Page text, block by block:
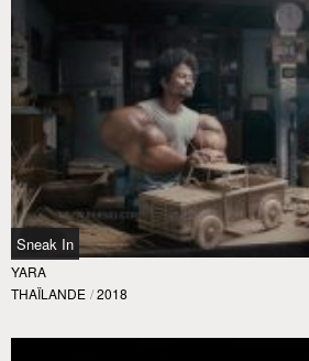
Sneak In
YARA
THAÏLANDE / 2018